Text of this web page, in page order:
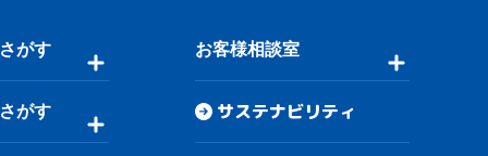
がす
がす
お客様相談室
サステナビリティ